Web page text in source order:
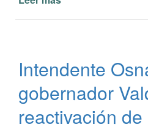
Seguridad
Laboral
para
Personal
Intendente
gobernador
reactivación